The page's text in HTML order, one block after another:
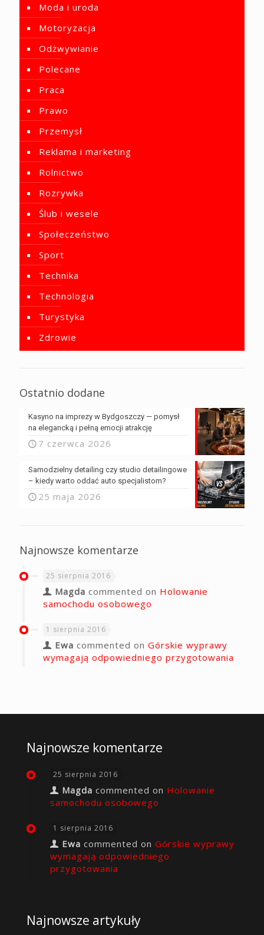
Moda i uroda
Motoryzacja
Odżwywianie
Polecane
Praca
Prawo
Przemysł
Reklama i marketing
Rolnictwo
Rozrywka
Ślub i wesele
Społeczeństwo
Sport
Technika
Technologia
Turystyka
Zdrowie
Ostatnio dodane
Kasyno na imprezy w Bydgoszczy — pomysł
na elegancką i pełną emocji atrakcję
7 czerwca 2026
Samodzielny detailing czy studio detailingowe
– kiedy warto oddać auto specjalistom?
25 maja 2026
Najnowsze komentarze
25 sierpnia 2016
Magda commented on Holowanie
samochodu osobowego
1 sierpnia 2016
Ewa commented on Górskie wyprawy
wymagają odpowiedniego przygotowania
Najnowsze komentarze
25 sierpnia 2016
Magda commented on Holowanie
samochodu osobowego
1 sierpnia 2016
Ewa commented on Górskie wyprawy
wymagają odpowiedniego
przygotowania
Najnowsze artykuły